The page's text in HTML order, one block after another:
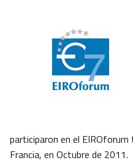
participaron en el EIROforum
Francia, en Octubre de 2011.